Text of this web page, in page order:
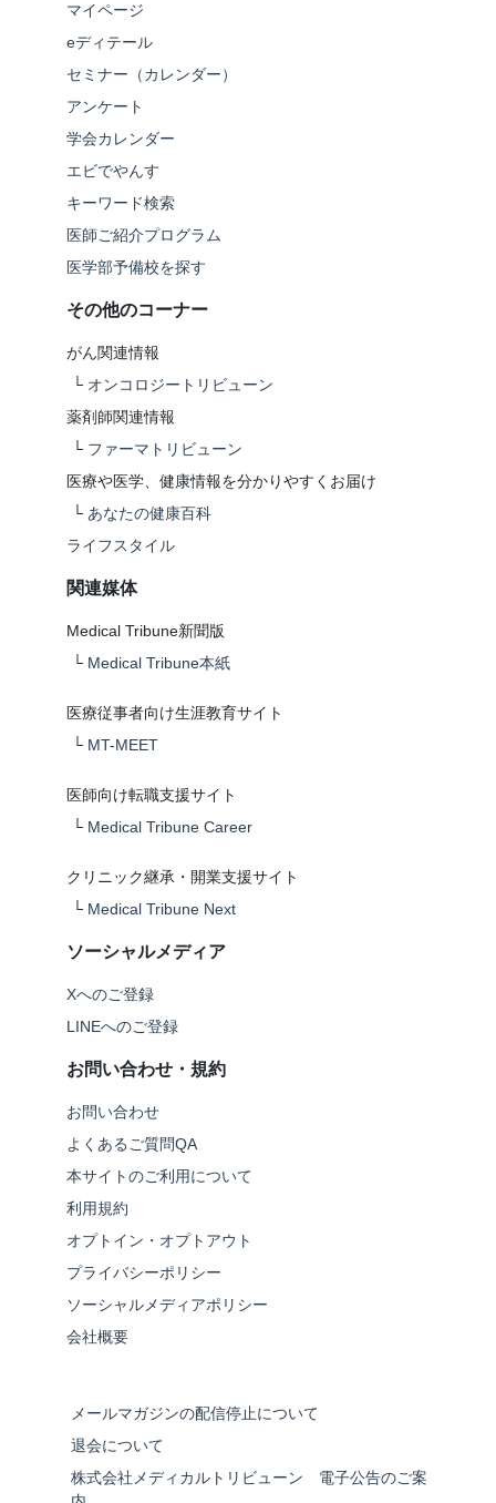
マイページ
eディテール
セミナー（カレンダー）
アンケート
学会カレンダー
エビでやんす
キーワード検索
医師ご紹介プログラム
医学部予備校を探す
その他のコーナー
がん関連情報
└ オンコロジートリビューン
薬剤師関連情報
└ ファーマトリビューン
医療や医学、健康情報を分かりやすくお届け
└ あなたの健康百科
ライフスタイル
関連媒体
Medical Tribune新聞版
└ Medical Tribune本紙
医療従事者向け生涯教育サイト
└ MT-MEET
医師向け転職支援サイト
└ Medical Tribune Career
クリニック継承・開業支援サイト
└ Medical Tribune Next
ソーシャルメディア
Xへのご登録
LINEへのご登録
お問い合わせ・規約
お問い合わせ
よくあるご質問QA
本サイトのご利用について
利用規約
オプトイン・オプトアウト
プライバシーポリシー
ソーシャルメディアポリシー
会社概要
メールマガジンの配信停止について
退会について
株式会社メディカルトリビューン 電子公告のご案